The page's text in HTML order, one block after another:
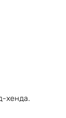
хенда.